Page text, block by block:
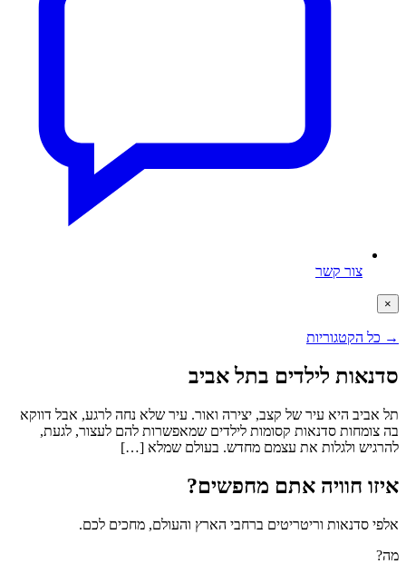
צור קשר
×
→ כל הקטגוריות
סדנאות לילדים בתל אביב
תל אביב היא עיר של קצב, יצירה ואור. עיר שלא נחה לרגע, אבל דווקא
בה צומחות סדנאות קסומות לילדים שמאפשרות להם לעצור, לגעת,
להרגיש ולגלות את עצמם מחדש. בעולם שמלא […]
איזו חוויה אתם מחפשים?
אלפי סדנאות וריטריטים ברחבי הארץ והעולם, מחכים לכם.
מה?